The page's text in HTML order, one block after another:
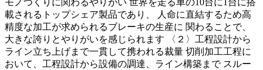
モノづくりに関わるやりがい 世界を走る車の10台に1台に搭
載されるトップシェア製品であり、 人命に直結するため高
精度な加工が求められるブレーキの生産に 関わることで、
大きな誇りとやりがいを感じられます 〈２〉工程設計から
ライン立ち上げまで一貫して携われる裁量 切削加工工程に
おいて、工程設計から設備の調達、ライン構築まで スルー